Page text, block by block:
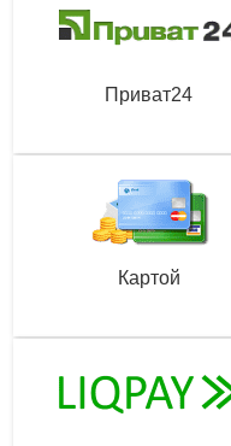
Приват24
Картой